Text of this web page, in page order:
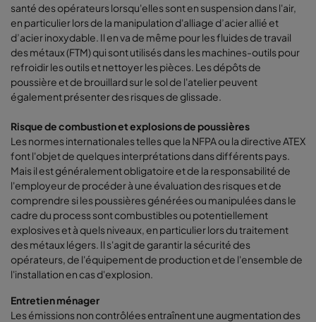
santé des opérateurs lorsqu'elles sont en suspension dans l'air,
en particulier lors de la manipulation d'alliage d’acier allié et
d’acier inoxydable. Il en va de même pour les fluides de travail
des métaux (FTM) qui sont utilisés dans les machines-outils pour
refroidir les outils et nettoyer les pièces. Les dépôts de
poussière et de brouillard sur le sol de l'atelier peuvent
également présenter des risques de glissade.
Risque de combustion et explosions de poussières
Les normes internationales telles que la NFPA ou la directive ATEX
font l'objet de quelques interprétations dans différents pays.
Mais il est généralement obligatoire et de la responsabilité de
l'employeur de procéder à une évaluation des risques et de
comprendre si les poussières générées ou manipulées dans le
cadre du process sont combustibles ou potentiellement
explosives et à quels niveaux, en particulier lors du traitement
des métaux légers. Il s'agit de garantir la sécurité des
opérateurs, de l'équipement de production et de l'ensemble de
l'installation en cas d'explosion.
Entretien ménager
Les émissions non contrôlées entraînent une augmentation des